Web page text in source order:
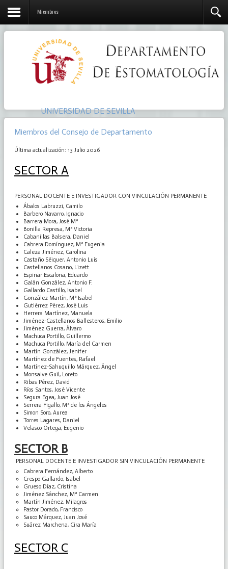
Miembros
UNIVERSIDAD DE SEVILLA
Miembros del Consejo de Departamento
Última actualización: 13 Julio 2026
SECTOR A
PERSONAL DOCENTE E INVESTIGADOR CON VINCULACIÓN PERMANENTE
Ábalos Labruzzi, Camilo
Barbero Navarro, Ignacio
Barrera Mora, José Mª
Bonilla Represa, Mª Victoria
Cabanillas Balsera, Daniel
Cabrera Domínguez, Mª Eugenia
Caleza Jiménez, Carolina
Castaño Séiquer, Antonio Luís
Castellanos Cosano, Lizett
Espinar Escalona, Eduardo
Galán González, Antonio F.
Gallardo Castillo, Isabel
González Martín, Mª Isabel
Gutiérrez Pérez, José Luis
Herrera Martínez, Manuela
Jiménez-Castellanos Ballesteros, Emilio
Jiménez Guerra, Álvaro
Machuca Portillo, Guillermo
Machuca Portillo, María del Carmen
Martín González, Jenifer
Martínez de Fuentes, Rafael
Martínez-Sahuquillo Márquez, Ángel
Monsalve Guil, Loreto
Ribas Pérez, David
Ríos Santos, José Vicente
Segura Egea, Juan José
Serrera Figallo, Mª de los Ángeles
Simon Soro, Aurea
Torres Lagares, Daniel
Velasco Ortega, Eugenio
SECTOR B
PERSONAL DOCENTE E INVESTIGADOR SIN VINCULACIÓN PERMANENTE
Cabrera Fernández, Alberto
Crespo Gallardo, Isabel
Grueso Díaz, Cristina
Jiménez Sánchez, Mª Carmen
Martín Jiménez, Milagros
Pastor Dorado, Francisco
Sauco Márquez, Juan José
Suárez Marchena, Cira María
SECTOR C